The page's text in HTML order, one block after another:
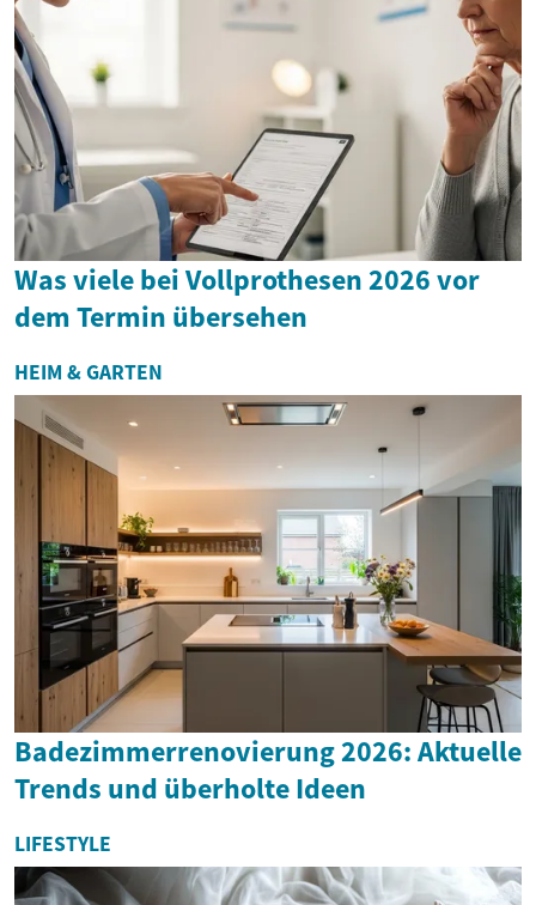
Was viele bei Vollprothesen 2026 vor
dem Termin übersehen
HEIM & GARTEN
Badezimmerrenovierung 2026: Aktuelle
Trends und überholte Ideen
LIFESTYLE